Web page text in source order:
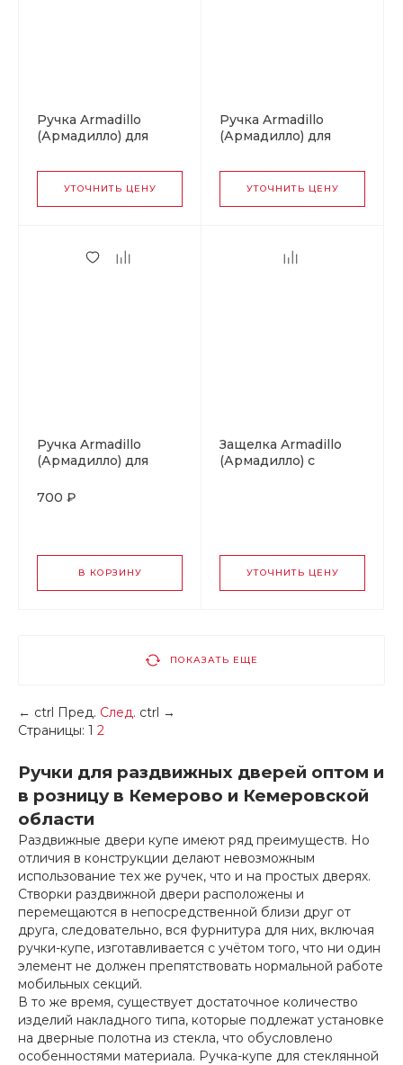
Ручка Armadillo
(Армадилло) для
SH.URB153.010
(SH010 URB) MWSC-
УТОЧНИТЬ ЦЕНУ
Ручка Armadillo
(Армадилло) для
SH.URB153.010
(SH010 URB) BPVD-
УТОЧНИТЬ ЦЕНУ
Ручка Armadillo
(Армадилло) для
SH.URB153.010
700 ₽
В КОРЗИНУ
Защелка Armadillo
(Армадилло) с
тисненый
УТОЧНИТЬ ЦЕНУ
ПОКАЗАТЬ ЕЩЕ
← ctrl Пред. След. ctrl →
Страницы: 1 2
Ручки для раздвижных дверей оптом и
в розницу в Кемерово и Кемеровской
области
Раздвижные двери купе имеют ряд преимуществ. Но
отличия в конструкции делают невозможным
использование тех же ручек, что и на простых дверях.
Створки раздвижной двери расположены и
перемещаются в непосредственной близи друг от
друга, следовательно, вся фурнитура для них, включая
ручки-купе, изготавливается с учётом того, что ни один
элемент не должен препятствовать нормальной работе
мобильных секций.
В то же время, существует достаточное количество
изделий накладного типа, которые подлежат установке
на дверные полотна из стекла, что обусловлено
особенностями материала. Ручка-купе для стеклянной